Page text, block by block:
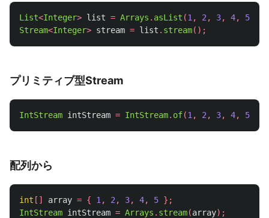
List<Integer> list = Arrays . asList (1 , 2 , 3, 4, 5
Stream<Integer> stream = list . stream();
プリミティブ型Stream
IntStream intStream = IntStream. of(1 , 2 , 3, 4, 5
配列から
int [] array = { 1 , 2 , 3, 4, 5 };
IntStream intStream = Arrays . stream(array);